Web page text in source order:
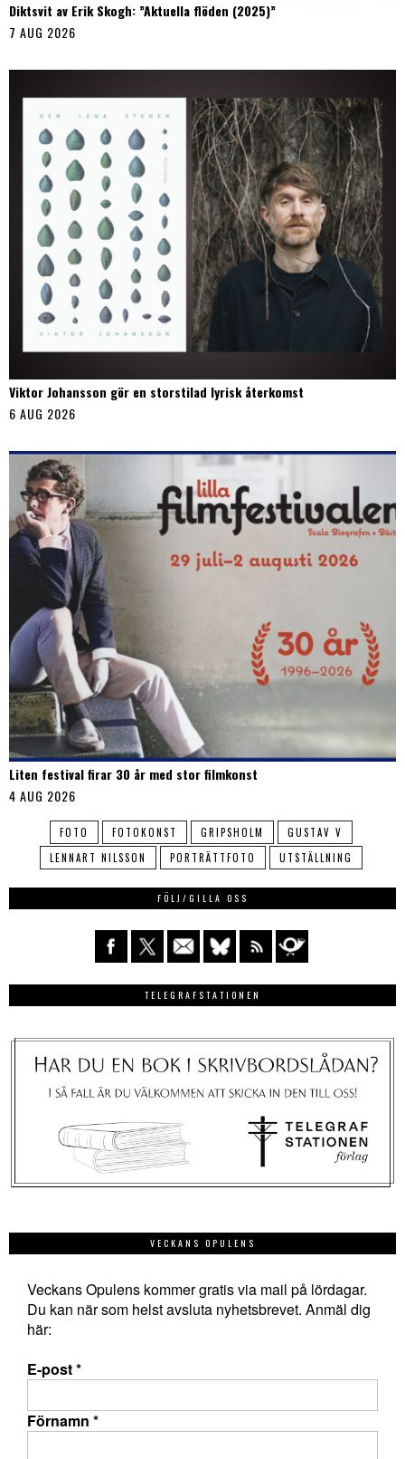
Diktsvit av Erik Skogh: ”Aktuella flöden (2025)”
7 AUG 2026
Viktor Johansson gör en storstilad lyrisk återkomst
6 AUG 2026
Liten festival firar 30 år med stor filmkonst
4 AUG 2026
FOTO FOTOKONST GRIPSHOLM
GUSTAV V
LENNART NILSSON
PORTRÄTTFOTO UTSTÄLLNING
FÖLJ/GILLA OSS
TELEGRAFSTATIONEN
VECKANS OPULENS
Veckans Opulens kommer gratis via mail på lördagar.
Du kan när som helst avsluta nyhetsbrevet. Anmäl dig
här:
E-post*
Förnamn *